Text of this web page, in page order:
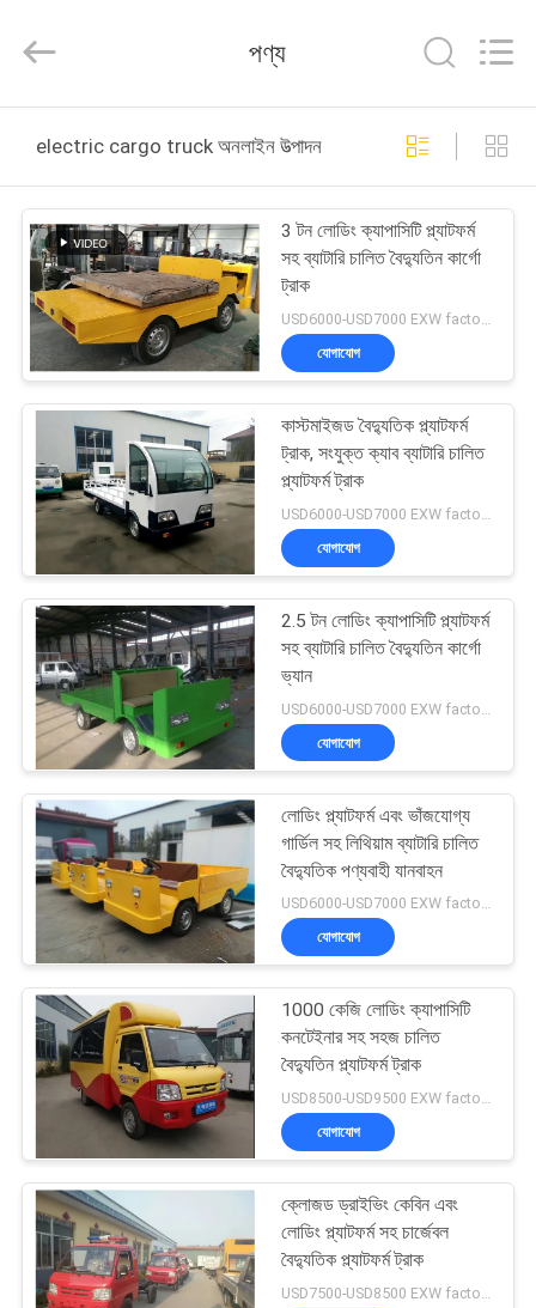
পণ্য
আমাদের
সম্পর্কে
কারখানা
মান
নিয়ন্ত্রণ
আমাদের
সাথে
যোগাযোগ
করুন
খবর
ম্যাপ
গোপনীয়তা
নীতি
CO.,LIMITED.
পণ্য
electric cargo truck অনলাইন উত্পাদন
3 টন লোডিং ক্যাপাসিটি প্ল্যাটফর্ম
সহ ব্যাটারি চালিত বৈদ্যুতিন কার্গো
ট্রাক
USD6000-USD7000 EXW factory price/pc MOQ:1 পিসি
যোগাযোগ
কাস্টমাইজড বৈদ্যুতিক প্ল্যাটফর্ম
ট্রাক, সংযুক্ত ক্যাব ব্যাটারি চালিত
প্ল্যাটফর্ম ট্রাক
যোগাযোগ
2.5 টন লোডিং ক্যাপাসিটি প্ল্যাটফর্ম
সহ ব্যাটারি চালিত বৈদ্যুতিন কার্গো
ভ্যান
যোগাযোগ
লোডিং প্ল্যাটফর্ম এবং ভাঁজযোগ্য
গার্ডিল সহ লিথিয়াম ব্যাটারি চালিত
বৈদ্যুতিক পণ্যবাহী যানবাহন
USD6000-USD7000 EXW factory price/pc MOQ:1 পিসি
যোগাযোগ
1000 কেজি লোডিং ক্যাপাসিটি
কনটেইনার সহ সহজ চালিত
বৈদ্যুতিন প্ল্যাটফর্ম ট্রাক
USD8500-USD9500 EXW factory price/unit MOQ:1 ইউনিট
যোগাযোগ
ক্লোজড ড্রাইভিং কেবিন এবং
লোডিং প্ল্যাটফর্ম সহ চার্জেবল
বৈদ্যুতিক প্ল্যাটফর্ম ট্রাক